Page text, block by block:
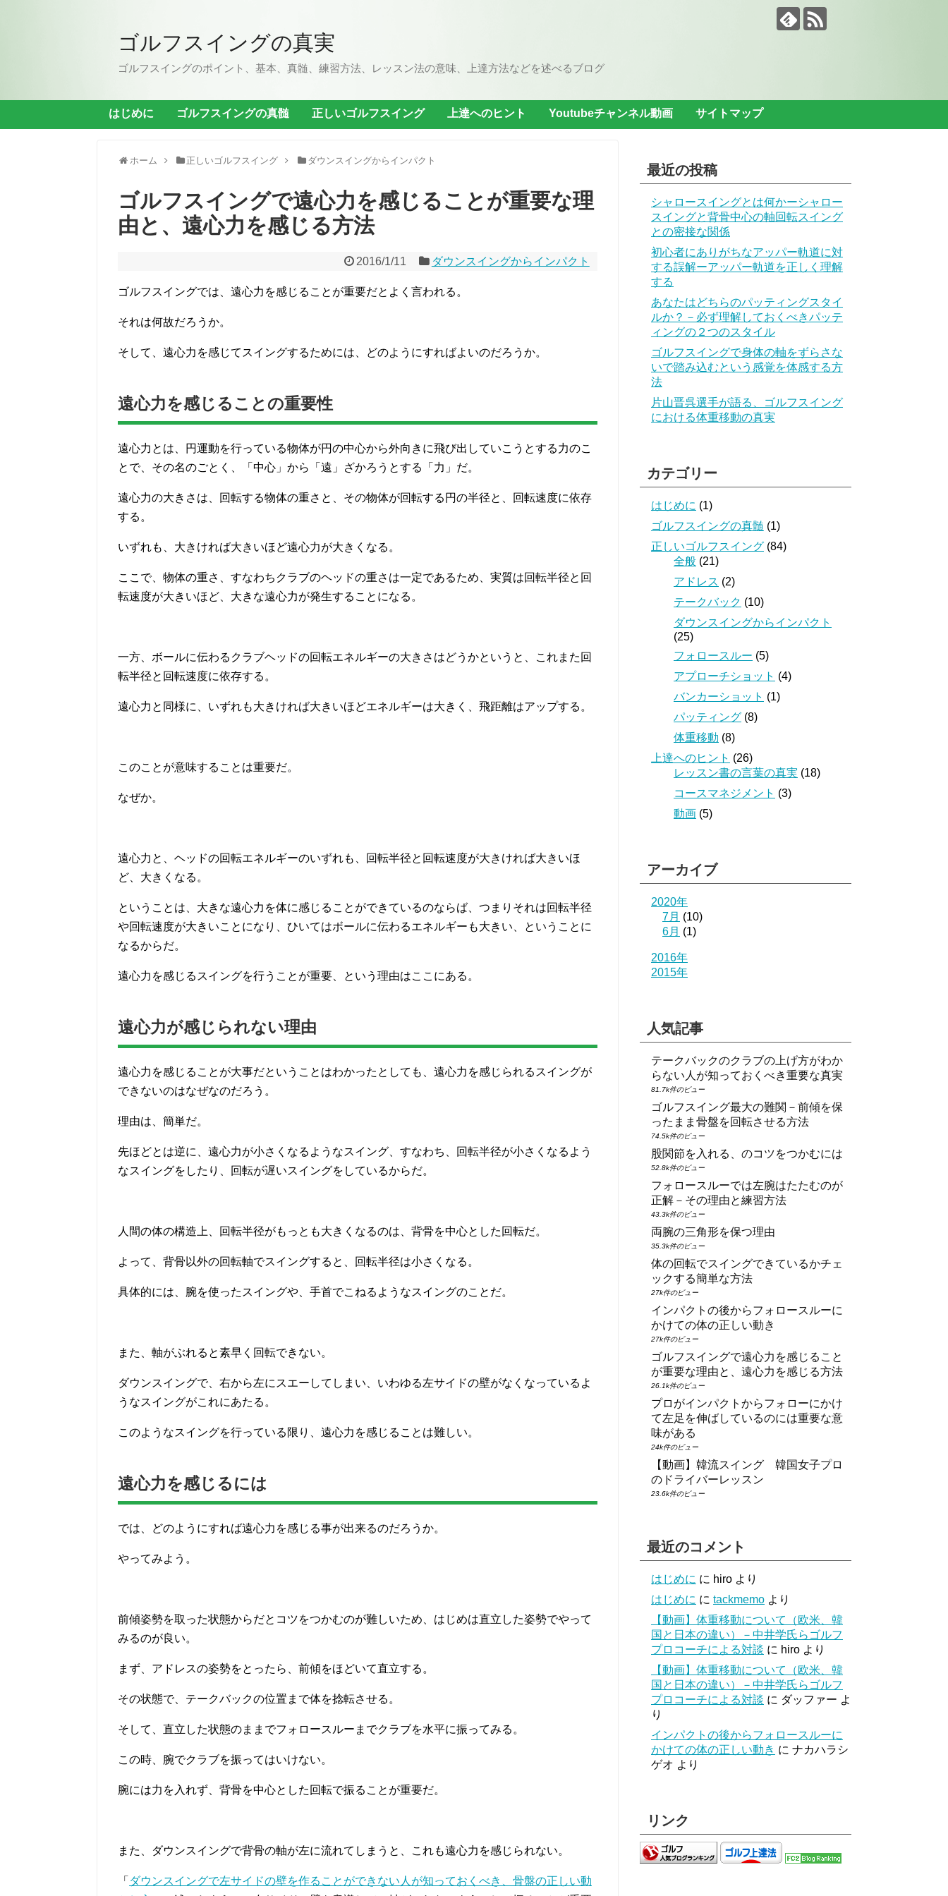
ゴルフスイングの真実
ゴルフスイングのポイント、基本、真髄、練習方法、レッスン法の意味、上達方法などを述べるブログ
はじめに ゴルフスイングの真髄 正しいゴルフスイング 上達へのヒント Youtubeチャンネル動画 サイトマップ
ホーム 正しいゴルフスイング ダウンスイングからインパクト
ゴルフスイングで遠心力を感じることが重要な理
由と、遠心力を感じる方法
2016/1/11 ダウンスイングからインパクト
ゴルフスイングでは、遠心力を感じることが重要だとよく言われる。
それは何故だろうか。
そして、遠心力を感じてスイングするためには、どのようにすればよいのだろうか。
遠心力を感じることの重要性
遠心力とは、円運動を行っている物体が円の中心から外向きに飛び出していこうとする力のこ
とで、その名のごとく、「中心」から「遠」ざかろうとする「力」だ。
遠心力の大きさは、回転する物体の重さと、その物体が回転する円の半径と、回転速度に依存
する。
いずれも、大きければ大きいほど遠心力が大きくなる。
ここで、物体の重さ、すなわちクラブのヘッドの重さは一定であるため、実質は回転半径と回
転速度が大きいほど、大きな遠心力が発生することになる。
一方、ボールに伝わるクラブヘッドの回転エネルギーの大きさはどうかというと、これまた回
転半径と回転速度に依存する。
遠心力と同様に、いずれも大きければ大きいほどエネルギーは大きく、飛距離はアップする。
このことが意味することは重要だ。
なぜか。
遠心力と、ヘッドの回転エネルギーのいずれも、回転半径と回転速度が大きければ大きいほ
ど、大きくなる。
ということは、大きな遠心力を体に感じることができているのならば、つまりそれは回転半径
や回転速度が大きいことになり、ひいてはボールに伝わるエネルギーも大きい、ということに
なるからだ。
遠心力を感じるスイングを行うことが重要、という理由はここにある。
遠心力が感じられない理由
遠心力を感じることが大事だということはわかったとしても、遠心力を感じられるスイングが
できないのはなぜなのだろう。
理由は、簡単だ。
先ほどとは逆に、遠心力が小さくなるようなスイング、すなわち、回転半径が小さくなるよう
なスイングをしたり、回転が遅いスイングをしているからだ。
人間の体の構造上、回転半径がもっとも大きくなるのは、背骨を中心とした回転だ。
よって、背骨以外の回転軸でスイングすると、回転半径は小さくなる。
具体的には、腕を使ったスイングや、手首でこねるようなスイングのことだ。
また、軸がぶれると素早く回転できない。
ダウンスイングで、右から左にスエーしてしまい、いわゆる左サイドの壁がなくなっているよ
うなスイングがこれにあたる。
このようなスイングを行っている限り、遠心力を感じることは難しい。
遠心力を感じるには
では、どのようにすれば遠心力を感じる事が出来るのだろうか。
やってみよう。
前傾姿勢を取った状態からだとコツをつかむのが難しいため、はじめは直立した姿勢でやって
みるのが良い。
まず、アドレスの姿勢をとったら、前傾をほどいて直立する。
その状態で、テークバックの位置まで体を捻転させる。
そして、直立した状態のままでフォロースルーまでクラブを水平に振ってみる。
この時、腕でクラブを振ってはいけない。
腕には力を入れず、背骨を中心とした回転で振ることが重要だ。
また、ダウンスイングで背骨の軸が左に流れてしまうと、これも遠心力を感じられない。
「 ダウンスイングで左サイドの壁を作ることができない人が知っておくべき、骨盤の正しい動
最近の投稿
シャロースイングとは何かーシャロー
スイングと背骨中心の軸回転スイング
との密接な関係
初心者にありがちなアッパー軌道に対
する誤解ーアッパー軌道を正しく理解
する
あなたはどちらのパッティングスタイ
ルか？－必ず理解しておくべきパッテ
ィングの２つのスタイル
ゴルフスイングで身体の軸をずらさな
いで踏み込むという感覚を体感する方
法
片山晋呉選手が語る、ゴルフスイング
における体重移動の真実
カテゴリー
はじめに (1)
ゴルフスイングの真髄 (1)
正しいゴルフスイング (84)
全般 (21)
アドレス (2)
テークバック (10)
ダウンスイングからインパクト
(25)
フォロースルー (5)
アプローチショット (4)
バンカーショット (1)
パッティング (8)
体重移動 (8)
上達へのヒント (26)
レッスン書の言葉の真実 (18)
コースマネジメント (3)
動画 (5)
アーカイブ
2020年
7月 (10)
6月 (1)
2016年
2015年
人気記事
テークバックのクラブの上げ方がわか
らない人が知っておくべき重要な真実
81.7k件のビュー
ゴルフスイング最大の難関－前傾を保
ったまま骨盤を回転させる方法
74.5k件のビュー
股関節を入れる、のコツをつかむには
52.8k件のビュー
フォロースルーでは左腕はたたむのが
正解－その理由と練習方法
43.3k件のビュー
両腕の三角形を保つ理由
35.3k件のビュー
体の回転でスイングできているかチェ
ックする簡単な方法
27k件のビュー
インパクトの後からフォロースルーに
かけての体の正しい動き
27k件のビュー
ゴルフスイングで遠心力を感じること
が重要な理由と、遠心力を感じる方法
26.1k件のビュー
プロがインパクトからフォローにかけ
て左足を伸ばしているのには重要な意
味がある
24k件のビュー
【動画】韓流スイング 韓国女子プロ
のドライバーレッスン
23.6k件のビュー
最近のコメント
はじめに に hiro より
はじめに に tackmemo より
【動画】体重移動について（欧米、韓
国と日本の違い）－中井学氏らゴルフ
プロコーチによる対談 に hiro より
【動画】体重移動について（欧米、韓
国と日本の違い）－中井学氏らゴルフ
プロコーチによる対談 に ダッファー よ
り
インパクトの後からフォロースルーに
かけての体の正しい動き に ナカハラシ
ゲオ より
リンク